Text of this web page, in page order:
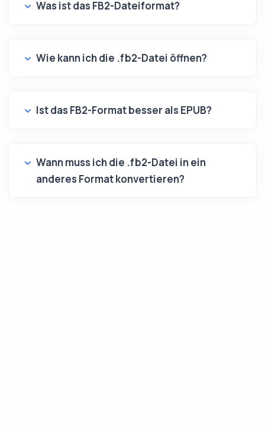
Was ist das FB2-Dateiformat?
Wie kann ich die .fb2-Datei öffnen?
Ist das FB2-Format besser als EPUB?
Wann muss ich die .fb2-Datei in ein
anderes Format konvertieren?